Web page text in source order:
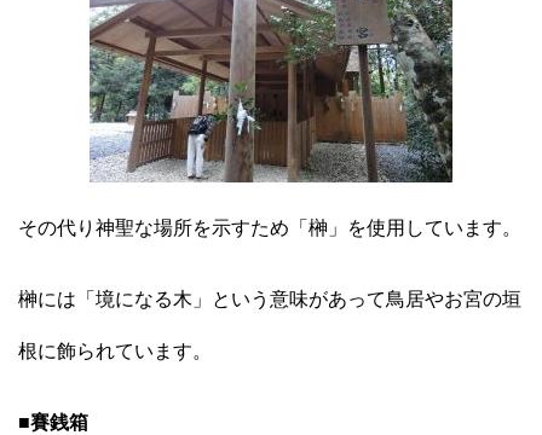
その代り神聖な場所を示すため「榊」を使用しています。
榊には「境になる木」という意味があって鳥居やお宮の垣
根に飾られています。
■賽銭箱